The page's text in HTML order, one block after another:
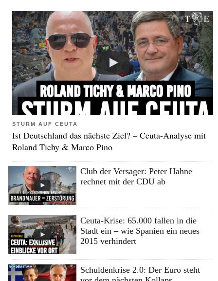
STURM AUF CEUTA
Ist Deutschland das nächste Ziel? – Ceuta-Analyse mit
Roland Tichy & Marco Pino
Club der Versager: Peter Hahne
rechnet mit der CDU ab
Ceuta-Krise: 65.000 fallen in die
Stadt ein – wie Spanien ein neues
2015 verhindert
Schuldenkrise 2.0: Der Euro steht